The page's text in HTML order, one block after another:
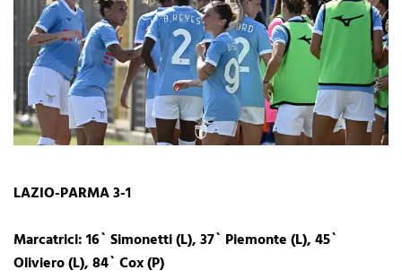
LAZIO-PARMA 3-1
Marcatrici: 16` Simonetti (L), 37` Piemonte (L), 45`
Oliviero (L), 84` Cox (P)